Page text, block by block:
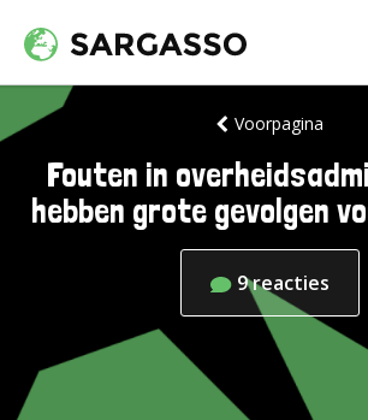
Voorpagina
Fouten in
hebben grote gevolgen
9reacties